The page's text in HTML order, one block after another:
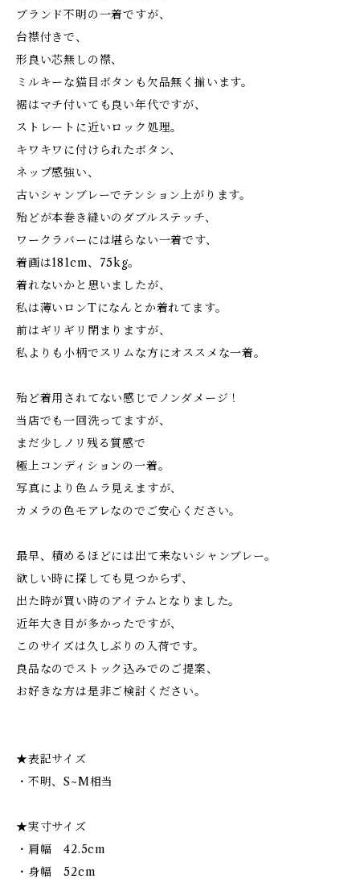
ブランド不明の一着ですが、
台襟付きで、
形良い芯無しの襟、
ミルキーな猫目ボタンも欠品無く揃います。
裾はマチ付いても良い年代ですが、
ストレートに近いロック処理。
キワキワに付けられたボタン、
ネップ感強い、
古いシャンブレーでテンション上がります。
殆どが本巻き縫いのダブルステッチ、
ワークラバーには堪らない一着です、
着画は181cm、75kg。
着れないかと思いましたが、
私は薄いロンTになんとか着れてます。
前はギリギリ閉まりますが、
私よりも小柄でスリムな方にオススメな一着。
殆ど着用されてない感じでノンダメージ！
当店でも一回洗ってますが、
まだ少しノリ残る質感で
極上コンディションの一着。
写真により色ムラ見えますが、
カメラの色モアレなのでご安心ください。
最早、積めるほどには出て来ないシャンブレー。
欲しい時に探しても見つからず、
出た時が買い時のアイテムとなりました。
近年大き目が多かったですが、
このサイズは久しぶりの入荷です。
良品なのでストック込みでのご提案、
お好きな方は是非ご検討ください。
★表記サイズ
・不明、S~M相当
★実寸サイズ
・肩幅 42.5cm
・身幅 52cm